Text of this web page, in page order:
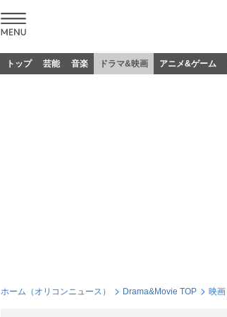
トップ 芸能 音楽 ドラマ&映画 アニメ&ゲーム
ホーム（オリコンニュース） Drama&Movie TOP 映画